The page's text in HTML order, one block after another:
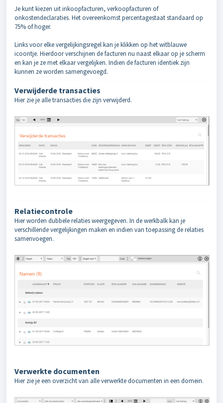
Je kunt kiezen uit inkoopfacturen, verkoopfacturen of
onkostendeclaraties. Het overeenkomst percentagestaat standaard op
75% of hoger.
Links voor elke vergelijkingsregel kan je klikken op het witblauwe
icoontje. Hierdoor verschijnen de facturen nu naast elkaar op je scherm
en kan je ze met elkaar vergelijken. Indien de facturen identiek zijn
kunnen ze worden samengevoegd.
Verwijderde transacties
Hier zie je alle transacties die zijn verwijderd.
Relatiecontrole
Hier worden dubbele relaties weergegeven. In de werkbalk kan je
verschillende vergelijkingen maken en indien van toepassing de relaties
samenvoegen.
Verwerkte documenten
Hier zie je een overzicht van alle verwerkte documenten in een domein.